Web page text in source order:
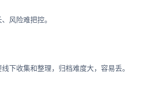
风险难把控。
下收集和整理，归档难度大，容易丢。